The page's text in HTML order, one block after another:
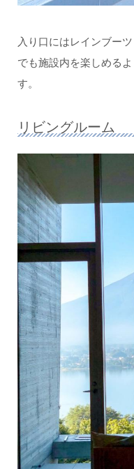
入り口にはレインブー
でも施設内を楽しめる
す。
リビングルーム